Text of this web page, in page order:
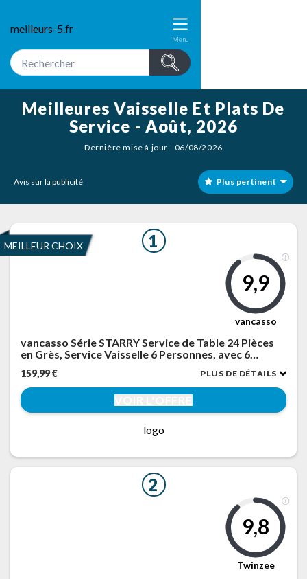
meilleurs-5.fr
Menu
Avis sur la publicité
Meilleures Vaisselle Et Plats De
Service - Août, 2026
Dernière mise à jour - 06/08/2026
Plus pertinent
1
MEILLEUR CHOIX
9,9
vancasso
vancasso Série STARRY Service de Table 24 Pièces
en Grès, Service Vaisselle 6 Personnes, avec 6
Assiettes Plates, 6 Assiettes à Dessert, 6 Bols à
pâtes, 6 Bols à Céréales, Vert à Émail Réactif
159,99 € PLUS DE DÉTAILS
logo
2
9,8
Twinzee